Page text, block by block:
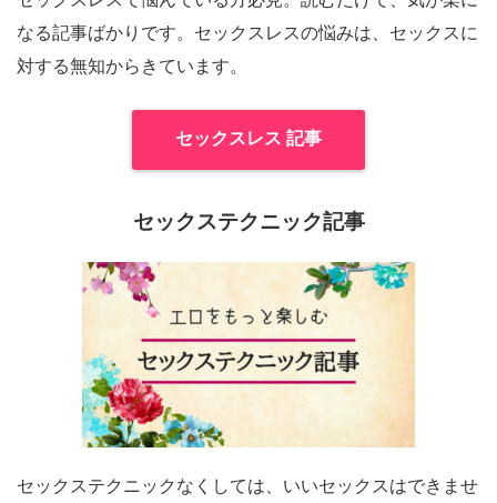
なる記事ばかりです。セックスレスの悩みは、セックスに
対する無知からきています。
セックスレス 記事
セックステクニック記事
セックステクニックなくしては、いいセックスはできませ